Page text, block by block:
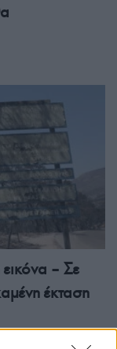
– Σε
έκταση